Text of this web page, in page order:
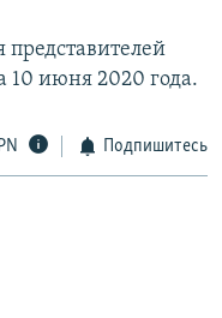
10 июня 2020 года.
Подпишитесь